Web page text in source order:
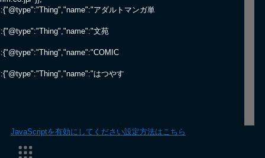
アダルトマンガ単
文苑
はつやす
JavaScriptを有効にしてください設定方法はこちら